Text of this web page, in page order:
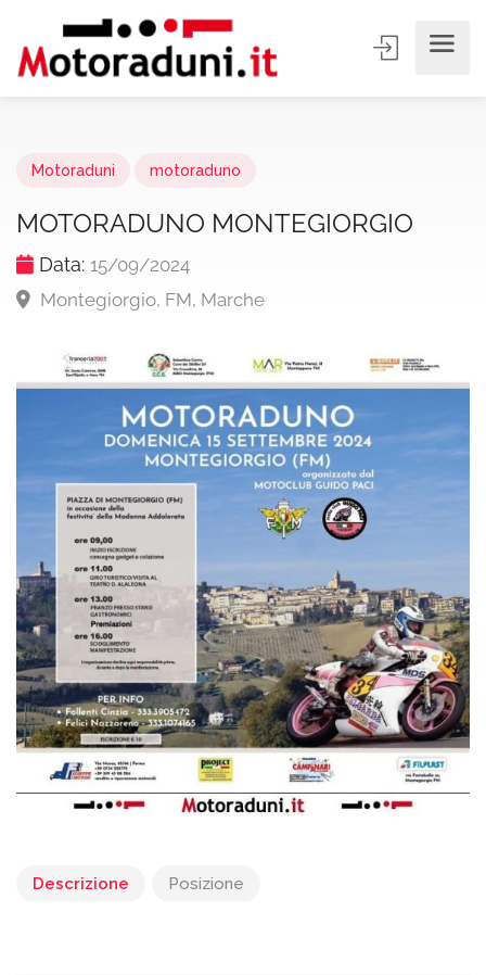
Motoraduni motoraduno
MOTORADUNO MONTEGIORGIO
Data: 15/09/2024
Montegiorgio, FM, Marche
Descrizione Posizione